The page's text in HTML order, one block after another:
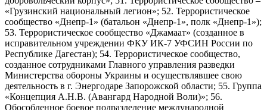
«Грузинский национальный легион»; 52. Террористическое
сообщество «Днепр-1» (батальон «Днепр-1», полк «Днепр-1»);
53. Террористическое сообщество «Джамаат» (созданное в
исправительном учреждении ФКУ ИК-7 УФСИН России по
Республике Дагестан); 54. Террористическое сообщество,
созданное сотрудниками Главного управления разведки
Министерства обороны Украины и осуществлявшее свою
деятельность в г. Энергодаре Запорожской области; 55. Группа
«Концепция А.Н.В. (Авангард Народной Воли)»; 56.
Обособленное боевое подразделение международной